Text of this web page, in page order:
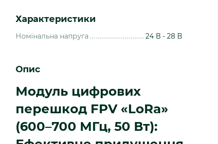
Характеристики
Номінальна напруга 24 В - 28 В
Опис
Модуль цифрових
перешкод FPV «LoRa»
(600–700 МГц, 50 Вт):